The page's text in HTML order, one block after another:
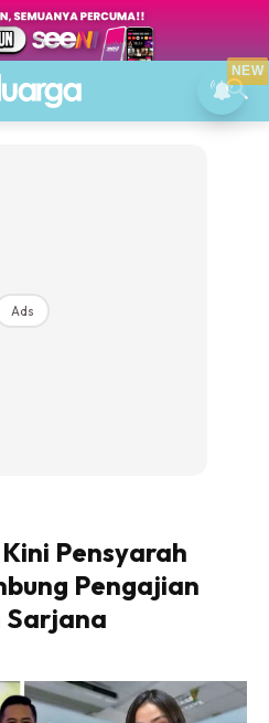
Ads
Pensyarah
Pengajian
Sarjana
NEW